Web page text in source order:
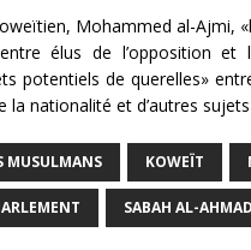
Mohammed al-
élus de l’opposition
potentiels de querelles»
nationalité et d’autres
MUSULMANS KOWEÏT
SABAH AL-